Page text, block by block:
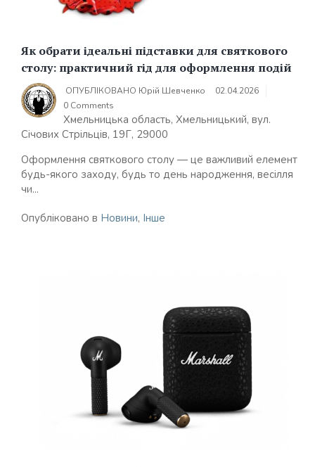
Як обрати ідеальні підставки для святкового
столу: практичний гід для оформлення подій
ОПУБЛІКОВАНО Юрій Шевченко
02.04.2026
0 Comments
Хмельницька область, Хмельницький, вул.
Січових Стрільців, 19Г, 29000
Оформлення святкового столу — це важливий елемент
будь-якого заходу, будь то день народження, весілля
чи...
Опубліковано в Новини, Інше